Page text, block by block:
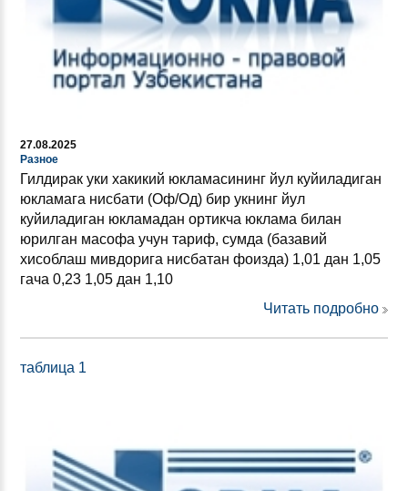
27.08.2025
Разное
Гилдирак уки хакикий юкламасининг йул куйиладиган
юкламага нисбати (Оф/Од) бир укнинг йул
куйиладиган юкламадан ортикча юклама билан
юрилган масофа учун тариф, сумда (базавий
хисоблаш мивдорига нисбатан фоизда) 1,01 дан 1,05
гача 0,23 1,05 дан 1,10
Читать подробно
таблица 1